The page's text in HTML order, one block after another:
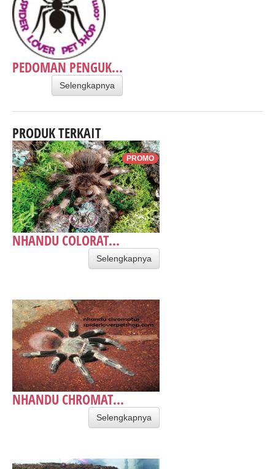
PEDOMAN PENGUK...
Selengkapnya
PRODUK TERKAIT
PROMO
NHANDU COLORAT...
Selengkapnya
NHANDU CHROMAT...
Selengkapnya